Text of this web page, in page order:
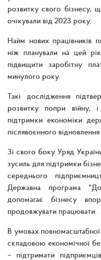
розвитку свого бізнесу,
очікували від 2023 року.
Найм нових працівників
ніж планували на цей
підвищити заробітну
минулого року.
Такі дослідження
розвитку попри
підтримки економіки
післявоєнного відновлення
Зі свого боку Уряд
зусиль для підтримки
середнього
Державна програма
допомагає бізнесу
продовжувати працювати.
В умовах повномасштабної
складовою економічної
– підтримати